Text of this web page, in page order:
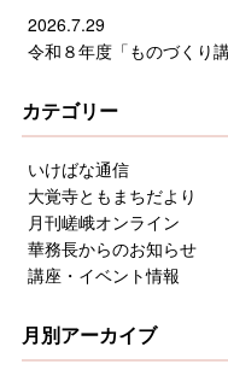
2026.7.29
令和８年度「ものづくり
カテゴリー
いけばな通信
大覚寺ともまちだより
月刊嵯峨オンライン
華務長からのお知らせ
講座・イベント情報
月別アーカイブ